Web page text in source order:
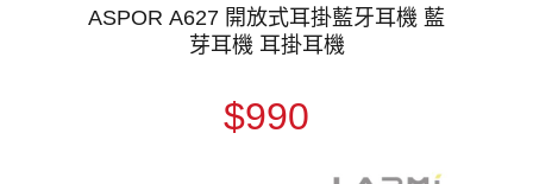
ASPOR A627 開放式耳掛藍牙耳機 藍
芽耳機 耳掛耳機
$990